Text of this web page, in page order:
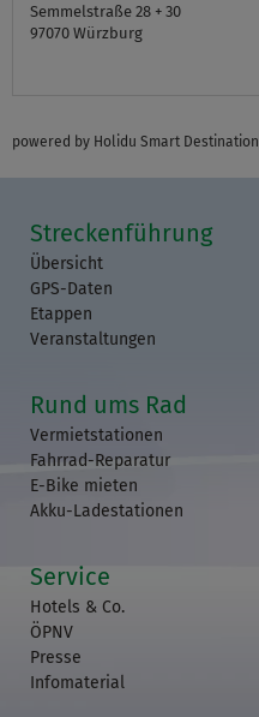
Semmelstraße 28 + 30
97070 Würzburg
powered by Holidu Smart Destination
Streckenführung
Übersicht
GPS-Daten
Etappen
Veranstaltungen
Rund ums Rad
Vermietstationen
Fahrrad-Reparatur
E-Bike mieten
Akku-Ladestationen
Service
Hotels & Co.
ÖPNV
Presse
Infomaterial